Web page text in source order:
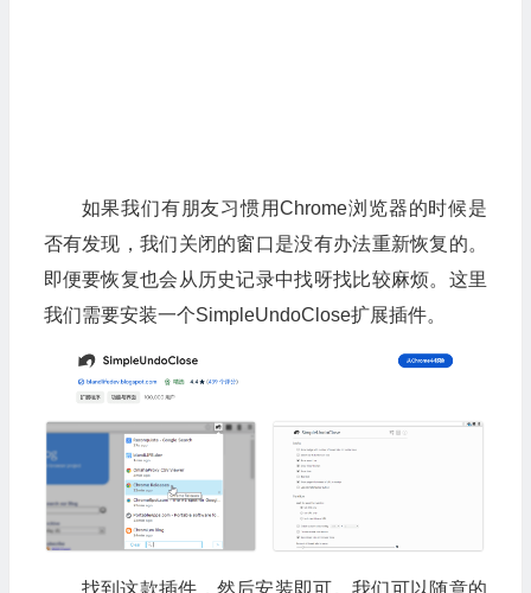
如果我们有朋友习惯用Chrome浏览器的时候是
否有发现，我们关闭的窗口是没有办法重新恢复的。
即便要恢复也会从历史记录中找呀找比较麻烦。这里
我们需要安装一个SimpleUndoClose扩展插件。
找到这款插件，然后安装即可。我们可以随意的